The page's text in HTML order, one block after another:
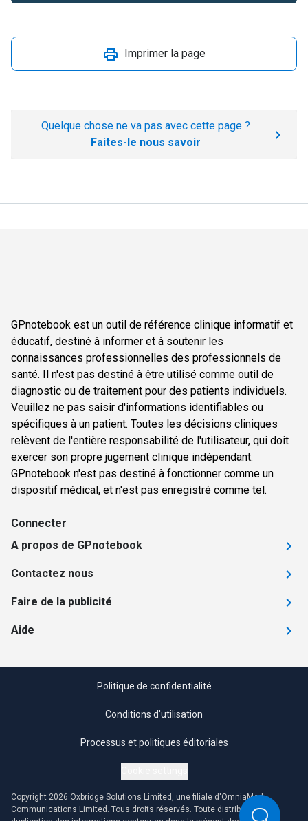
Imprimer la page
Quelque chose ne va pas avec cette page ?
Faites-le nous savoir
GPnotebook est un outil de référence clinique informatif et
éducatif, destiné à informer et à soutenir les
connaissances professionnelles des professionnels de
santé. Il n'est pas destiné à être utilisé comme outil de
diagnostic ou de traitement pour des patients individuels.
Veuillez ne pas saisir d'informations identifiables ou
spécifiques à un patient. Toutes les décisions cliniques
relèvent de l'entière responsabilité de l'utilisateur, qui doit
exercer son propre jugement clinique indépendant.
GPnotebook n'est pas destiné à fonctionner comme un
dispositif médical, et n'est pas enregistré comme tel.
Connecter
A propos de GPnotebook
Contactez nous
Faire de la publicité
Aide
Politique de confidentialité
Conditions d'utilisation
Processus et politiques éditoriales
Copyright 2026 Oxbridge Solutions Limited, une filiale d'OmniaMed
Communications Limited. Tous droits réservés. Toute distribution ou